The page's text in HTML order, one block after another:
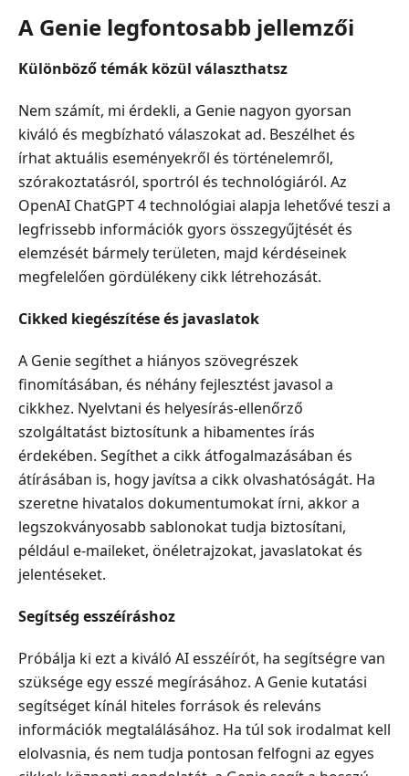
A Genie legfontosabb jellemzői
Különböző témák közül választhatsz
Nem számít, mi érdekli, a Genie nagyon gyorsan
kiváló és megbízható válaszokat ad. Beszélhet és
írhat aktuális eseményekről és történelemről,
szórakoztatásról, sportról és technológiáról. Az
OpenAI ChatGPT 4 technológiai alapja lehetővé teszi a
legfrissebb információk gyors összegyűjtését és
elemzését bármely területen, majd kérdéseinek
megfelelően gördülékeny cikk létrehozását.
Cikked kiegészítése és javaslatok
A Genie segíthet a hiányos szövegrészek
finomításában, és néhány fejlesztést javasol a
cikkhez. Nyelvtani és helyesírás-ellenőrző
szolgáltatást biztosítunk a hibamentes írás
érdekében. Segíthet a cikk átfogalmazásában és
átírásában is, hogy javítsa a cikk olvashatóságát. Ha
szeretne hivatalos dokumentumokat írni, akkor a
legszokványosabb sablonokat tudja biztosítani,
például e-maileket, önéletrajzokat, javaslatokat és
jelentéseket.
Segítség esszéíráshoz
Próbálja ki ezt a kiváló AI esszéírót, ha segítségre van
szüksége egy esszé megírásához. A Genie kutatási
segítséget kínál hiteles források és releváns
információk megtalálásához. Ha túl sok irodalmat kell
elolvasnia, és nem tudja pontosan felfogni az egyes